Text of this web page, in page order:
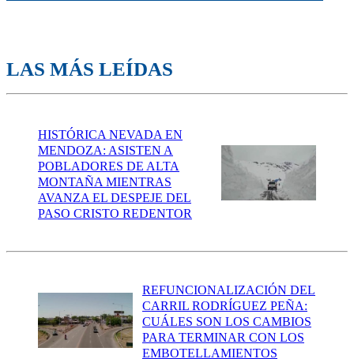
LAS MÁS LEÍDAS
HISTÓRICA NEVADA EN
MENDOZA: ASISTEN A
POBLADORES DE ALTA
MONTAÑA MIENTRAS
AVANZA EL DESPEJE DEL
PASO CRISTO REDENTOR
REFUNCIONALIZACIÓN DEL
CARRIL RODRÍGUEZ PEÑA:
CUÁLES SON LOS CAMBIOS
PARA TERMINAR CON LOS
EMBOTELLAMIENTOS